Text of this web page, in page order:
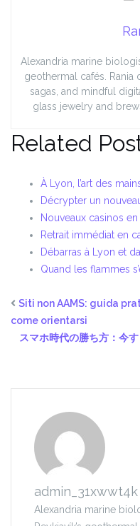
Alexandria marine
geothermal cafés.
sagas, and mindful
glass jewelry and
Related
À Lyon, l’art des
Décrypter un
Nouveaux casinos
Retrait immédiat en
Débarras à Lyon et
Quand les flammes
Siti non AAMS: guida
come orientarsi
スマホ時代の勝ち方：今
admin_31xwwt4k
Alexandria marine